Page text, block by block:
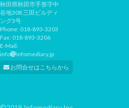
秋田県秋田市手形字中
谷地308 三田ビルディ
ング3号
Phone: 018-893-3203
Fax: 018-893-3206
E-Mail:
info
infomediary.jp
お問合せはこちらから